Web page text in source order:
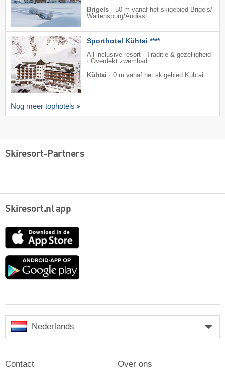
Brigels · 50 m vanaf het skigebied Brigels/​
Waltensburg/​Andiast
Sporthotel Kühtai ****
All-inclusive resort · Traditie & gezelligheid
· Overdekt zwembad
Kühtai · 0 m vanaf het skigebied Kühtai
Nog meer tophotels
Skiresort-Partners
Skiresort.nl app
App
Google
Nederlands
Contact Over ons